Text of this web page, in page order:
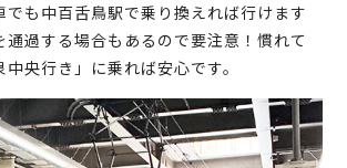
でも中百舌鳥駅で乗り換えれば行けます
通過する場合もあるので要注意！慣れて
央行き」に乗れば安心です。